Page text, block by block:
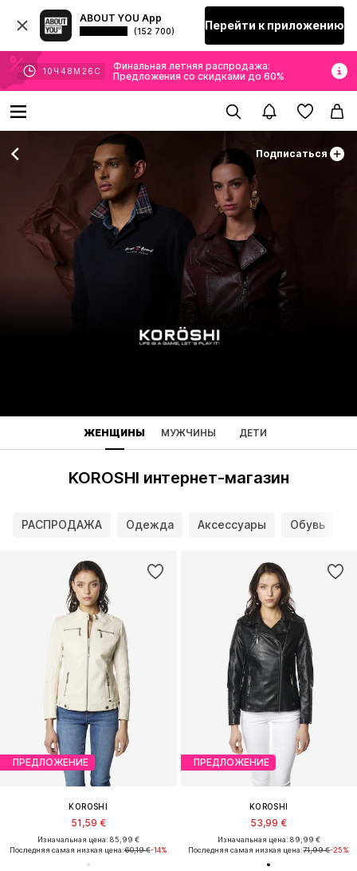
ABOUT YOU App
(152 700) Перейти к приложению
10 Ч 48 М 24 С
Финальная летняя распродажа:
Предложения со скидками до 60%
Подписаться
ЖЕНЩИНЫ МУЖЧИНЫ ДЕТИ
KOROSHI интернет-магазин
РАСПРОДАЖА Одежда Аксессуары Обувь
ПРЕДЛОЖЕНИЕ
KOROSHI
51,59 €
Изначальная цена: 85,99 €
Последняя самая низкая цена:60,19 €-14%
ПРЕДЛОЖЕНИЕ
KOROSHI
53,99 €
Изначальная цена: 89,99 €
Последняя самая низкая цена:71,99 €-25%